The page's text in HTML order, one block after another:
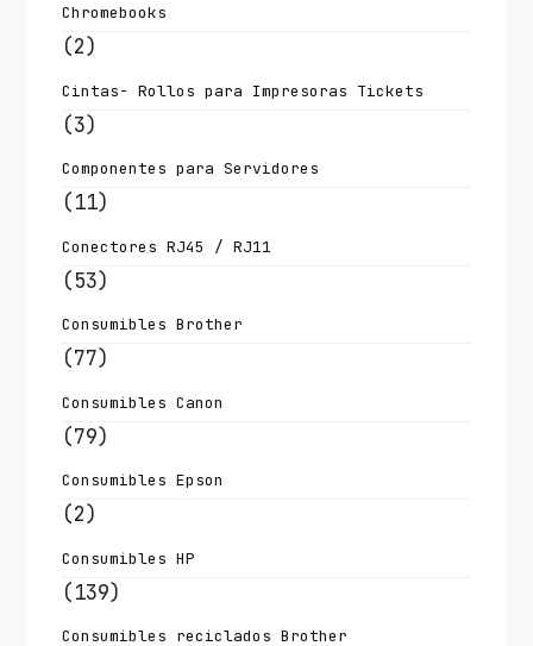
Chromebooks
(2)
Cintas- Rollos para Impresoras Tickets
(3)
Componentes para Servidores
(11)
Conectores RJ45 / RJ11
(53)
Consumibles Brother
(77)
Consumibles Canon
(79)
Consumibles Epson
(2)
Consumibles HP
(139)
Consumibles reciclados Brother